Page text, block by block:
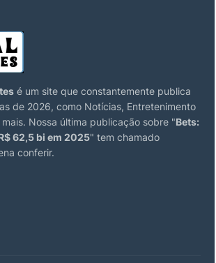
é um site que constantemente publica
de 2026, como Notícias, Entretenimento
Nossa última publicação sobre "Bets:
62,5 bi em 2025" tem chamado
conferir.